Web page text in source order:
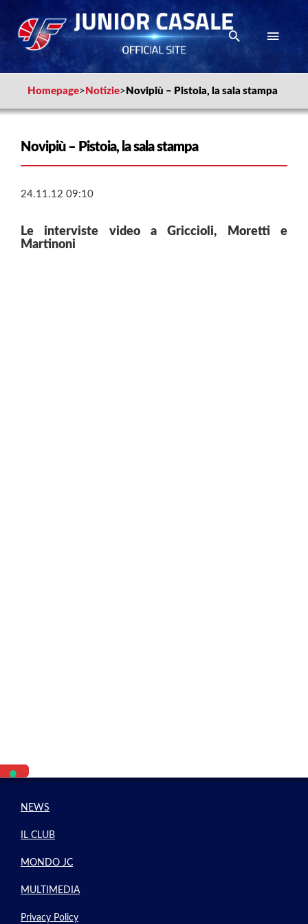
Homepage> Notizie> Novipiù – Pistoia, la sala stampa
Novipiù – Pistoia, la sala stampa
24.11.12 09:10
Le interviste video a Griccioli, Moretti e
Martinoni
NEWS
IL CLUB
MONDO JC
MULTIMEDIA
Privacy Policy